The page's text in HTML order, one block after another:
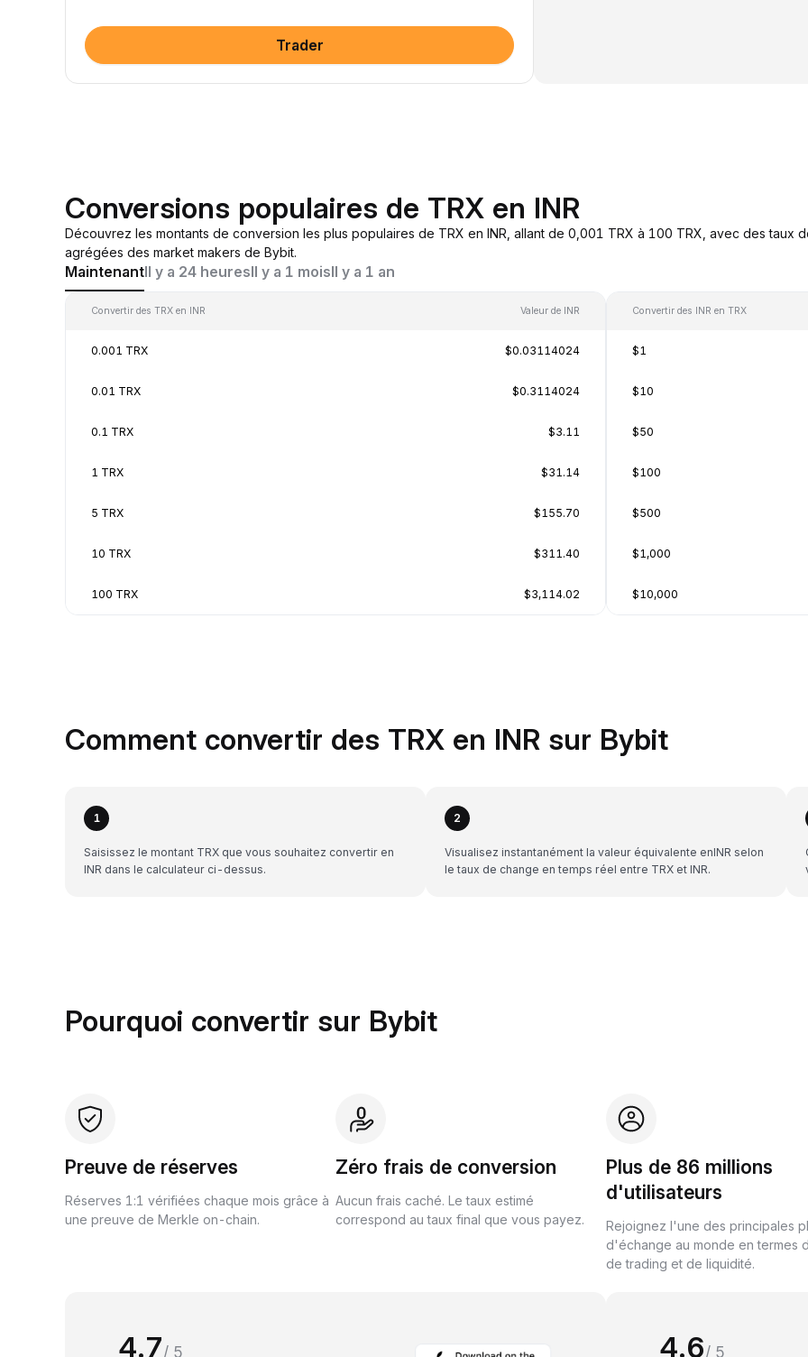
Trader
Conversions populaires de TRX en INR
Découvrez les montants de conversion les plus populaires de TRX en INR, allant de 0,001 TRX à 100 TRX, avec des taux
agrégées des market makers de Bybit.
MaintenantIl y a 24 heuresIl y a 1 moisIl y a 1 an
Convertir des TRX en INR Valeur de INR
0.001 TRX $0.03114024
0.01 TRX $0.3114024
0.1 TRX $3.11
1 TRX $31.14
5 TRX $155.70
10 TRX $311.40
100 TRX $3,114.02
Convertir des INR en TRX
$1
$10
$50
$100
$500
$1,000
$10,000
Comment convertir des TRX en INR sur Bybit
1
Saisissez le montant TRX que vous souhaitez convertir en
INR dans le calculateur ci-dessus.
2
Visualisez instantanément la valeur équivalente enINR selon
le taux de change en temps réel entre TRX et INR.
Pourquoi convertir sur Bybit
Preuve de réserves
Réserves 1:1 vérifiées chaque mois grâce à
une preuve de Merkle on-chain.
Zéro frais de conversion
Aucun frais caché. Le taux estimé
correspond au taux final que vous payez.
Plus de 86 millions
d'utilisateurs
Rejoignez l'une des principales
d'échange au monde en termes
de trading et de liquidité.
4.7/ 5 4.6/ 5